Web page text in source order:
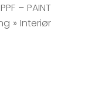
– PAINT
» Interiør